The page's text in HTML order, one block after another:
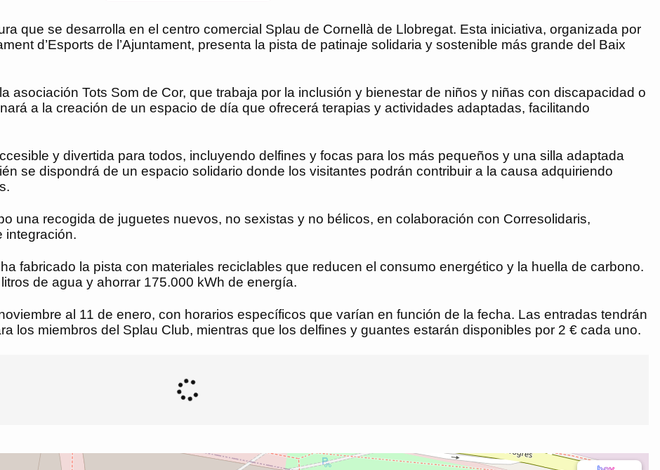
que se desarrolla en el centro comercial Splau de Cornellà de Llobregat. Esta iniciativa, organizada por
d’Esports de l’Ajuntament, presenta la pista de patinaje solidaria y sostenible más grande del Baix
asociación Tots Som de Cor, que trabaja por la inclusión y bienestar de niños y niñas con discapacidad o
a la creación de un espacio de día que ofrecerá terapias y actividades adaptadas, facilitando
y divertida para todos, incluyendo delfines y focas para los más pequeños y una silla adaptada
se dispondrá de un espacio solidario donde los visitantes podrán contribuir a la causa adquiriendo
una recogida de juguetes nuevos, no sexistas y no bélicos, en colaboración con Corresolidaris,
integración.
fabricado la pista con materiales reciclables que reducen el consumo energético y la huella de carbono.
de agua y ahorrar 175.000 kWh de energía.
al 11 de enero, con horarios específicos que varían en función de la fecha. Las entradas tendrán
los miembros del Splau Club, mientras que los delfines y guantes estarán disponibles por 2 € cada uno.